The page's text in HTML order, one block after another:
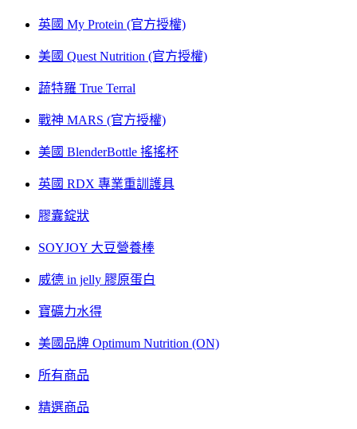
英國 My Protein (官方授權)
美國 Quest Nutrition (官方授權)
蔬特羅 True Terral
戰神 MARS (官方授權)
美國 BlenderBottle 搖搖杯
英國 RDX 專業重訓護具
膠囊錠狀
SOYJOY 大豆營養棒
威德 in jelly 膠原蛋白
寶礦力水得
美國品牌 Optimum Nutrition (ON)
所有商品
精選商品